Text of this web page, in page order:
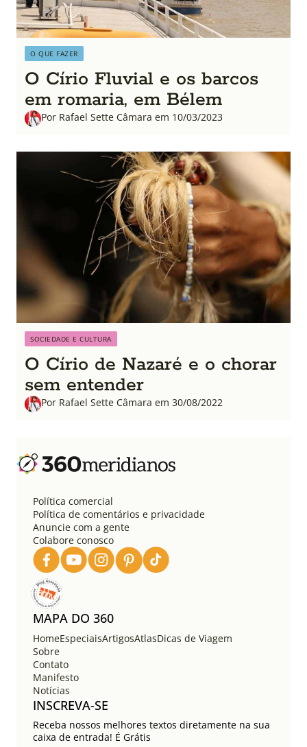
O QUE FAZER
O Círio Fluvial e os barcos
em romaria, em Bélem
Por Rafael Sette Câmara em 10/03/2023
SOCIEDADE E CULTURA
O Círio de Nazaré e o chorar
sem entender
Por Rafael Sette Câmara em 30/08/2022
Política comercial
Política de comentários e privacidade
Anuncie com a gente
Colabore conosco
MAPA DO 360
HomeEspeciaisArtigosAtlasDicas de Viagem
Sobre
Contato
Manifesto
Notícias
INSCREVA-SE
Receba nossos melhores textos diretamente na sua
caixa de entrada! É Grátis